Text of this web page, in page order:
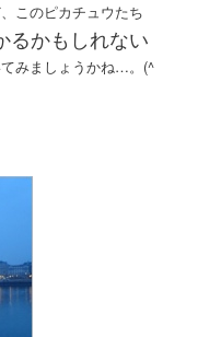
このピカチュウたち
るかもしれない
みましょうかね…。(^